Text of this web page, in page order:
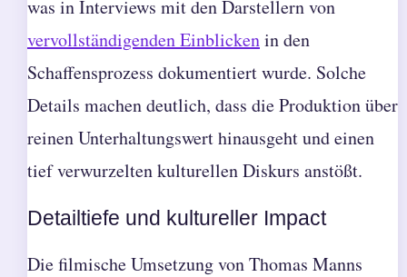
was in Interviews mit den Darstellern von
vervollständigenden Einblickenin den
Schaffensprozess dokumentiert wurde. Solche
Details machen deutlich, dass die Produktion über
reinen Unterhaltungswert hinausgeht und einen
tief verwurzelten kulturellen Diskurs anstößt.
Detailtiefe und kultureller Impact
Die filmische Umsetzung von Thomas Manns